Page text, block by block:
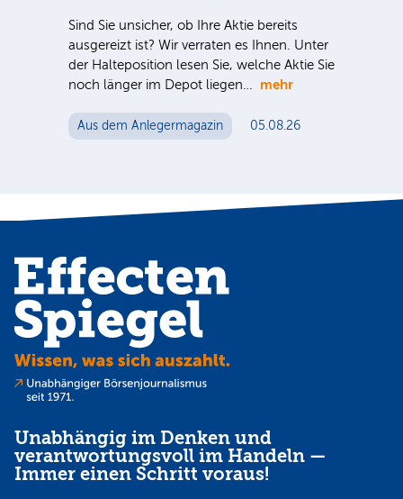
Sind Sie unsicher, ob Ihre Aktie bereits
ausgereizt ist? Wir verraten es Ihnen. Unter
der Halteposition lesen Sie, welche Aktie Sie
noch länger im Depot liegen… mehr
Aus dem Anlegermagazin 05.08.26
Unabhängig im Denken und
verantwortungsvoll im Handeln —
Immer einen Schritt voraus!